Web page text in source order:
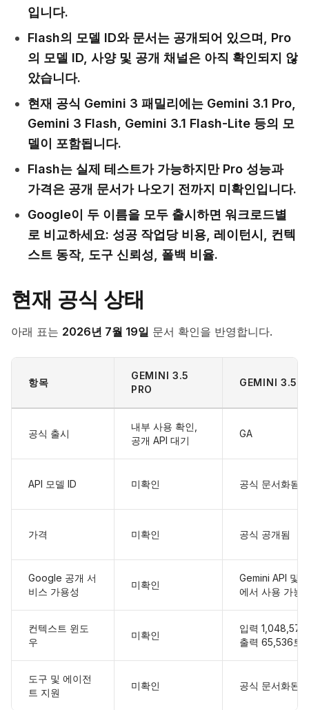
입니다.
Flash의 모델 ID와 문서는 공개되어 있으며, Pro
의 모델 ID, 사양 및 공개 채널은 아직 확인되지 않
았습니다.
현재 공식 Gemini 3 패밀리에는 Gemini 3.1 Pro,
Gemini 3 Flash, Gemini 3.1 Flash-Lite 등의 모
델이 포함됩니다.
Flash는 실제 테스트가 가능하지만 Pro 성능과
가격은 공개 문서가 나오기 전까지 미확인입니다.
Google이 두 이름을 모두 출시하면 워크로드별
로 비교하세요: 성공 작업당 비용, 레이턴시, 컨텍
스트 동작, 도구 신뢰성, 폴백 비율.
현재 공식 상태
아래 표는 2026년 7월 19일 문서 확인을 반영합니다.
항목
GEMINI 3.5
PRO
GEMINI 3.5
공식 출시
내부 사용 확인,
공개 API 대기
GA
API 모델 ID 미확인 공식 문서화됨
가격 미확인 공식 공개됨
Google 공개 서
비스 가용성
미확인
Gemini API 및
에서 사용 가능
컨텍스트 윈도
우
미확인
입력
출력 65,536토
도구 및 에이전
트 지원
미확인 공식 문서화된